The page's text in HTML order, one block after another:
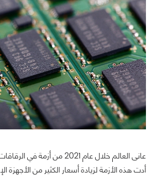
عانى العالم خلال عام 2021 من
أدت هذه الأزمة لزيادة أسعار الكثير من الأجهزة